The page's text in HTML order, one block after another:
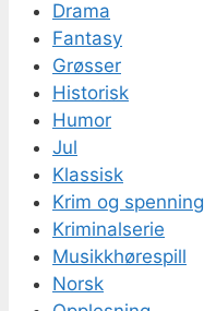
Drama
Fantasy
Grøsser
Historisk
Humor
Jul
Klassisk
Krim og spenning
Kriminalserie
Musikkhørespill
Norsk